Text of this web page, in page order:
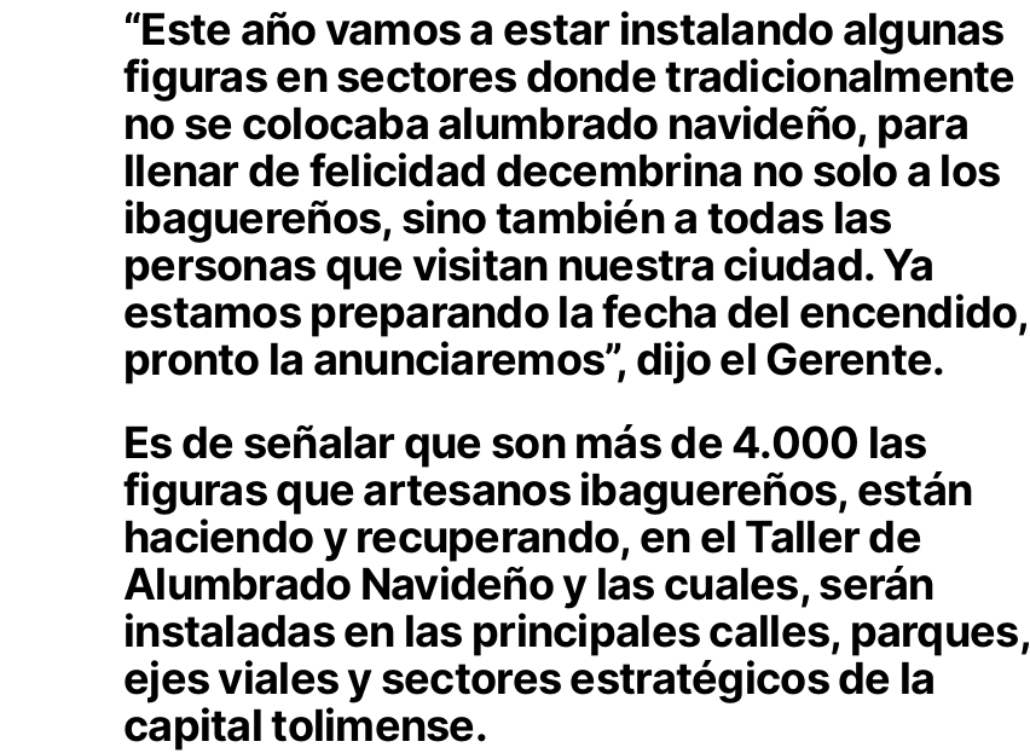
“Este año vamos a estar instalando algunas
figuras en sectores donde tradicionalmente
no se colocaba alumbrado navideño, para
llenar de felicidad decembrina no solo a los
ibaguereños, sino también a todas las
personas que visitan nuestra ciudad. Ya
estamos preparando la fecha del encendido,
pronto la anunciaremos”, dijo el Gerente.
Es de señalar que son más de 4.000 las
figuras que artesanos ibaguereños, están
haciendo y recuperando, en el Taller de
Alumbrado Navideño y las cuales, serán
instaladas en las principales calles, parques,
ejes viales y sectores estratégicos de la
capital tolimense.